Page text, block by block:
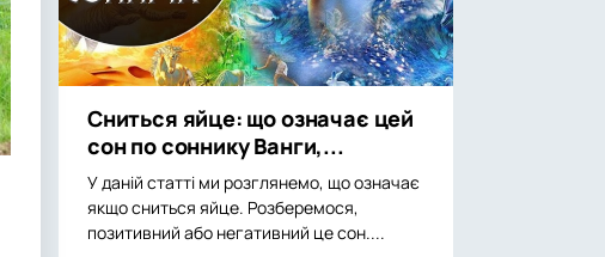
Сниться яйце: що означає цей
сон по соннику Ванги,...
У даній статті ми розглянемо, що означає
якщо сниться яйце. Розберемося,
позитивний або негативний це сон....